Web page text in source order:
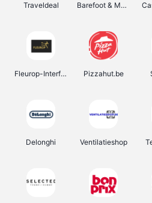
Traveldeal Barefoot & More
Fleurop-Interflora Pizzahut.be
Delonghi Ventilatieshop